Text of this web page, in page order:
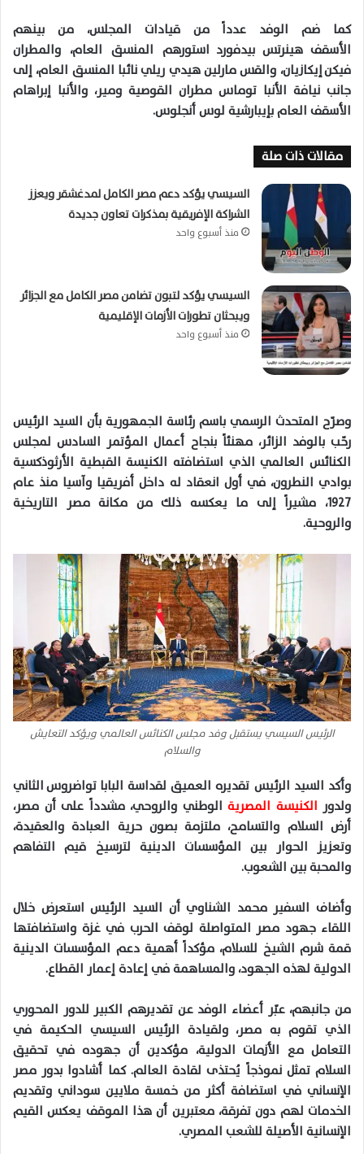
كما ضم الوفد عدداً من قيادات المجلس، من بينهم
الأسقف هينرتس بيدفورد استورهم المنسق العام، والمطران
فيكن إيكازيان، والقس مارلين هيدي ريلي نائبا المنسق العام، إلى
جانب نيافة الأنبا توماس مطران القوصية ومير، والأنبا إبراهام
الأسقف العام بإيبارشية لوس أنجلوس.
مقالات ذات صلة
السيسي يؤكد دعم مصر الكامل لمدغشقر ويعزز
الشراكة الإفريقية بمذكرات تعاون جديدة
منذ أسبوع واحد
السيسي يؤكد لتبون تضامن مصر الكامل مع الجزائر
ويبحثان تطورات الأزمات الإقليمية
منذ أسبوع واحد
وصرّح المتحدث الرسمي باسم رئاسة الجمهورية بأن السيد الرئيس
رحّب بالوفد الزائر، مهنئاً بنجاح أعمال المؤتمر السادس لمجلس
الكنائس العالمي الذي استضافته الكنيسة القبطية الأرثوذكسية
بوادي النطرون، في أول انعقاد له داخل أفريقيا وآسيا منذ عام
1927، مشيراً إلى ما يعكسه ذلك من مكانة مصر التاريخية
والروحية.
الرئيس السيسي يستقبل وفد مجلس الكنائس العالمي ويؤكد التعايش
والسلام
وأكد السيد الرئيس تقديره العميق لقداسة البابا تواضروس الثاني
ولدور الكنيسة المصرية الوطني والروحي، مشدداً على أن مصر،
أرض السلام والتسامح، ملتزمة بصون حرية العبادة والعقيدة،
وتعزيز الحوار بين المؤسسات الدينية لترسيخ قيم التفاهم
والمحبة بين الشعوب.
وأضاف السفير محمد الشناوي أن السيد الرئيس استعرض خلال
اللقاء جهود مصر المتواصلة لوقف الحرب في غزة واستضافتها
قمة شرم الشيخ للسلام، مؤكداً أهمية دعم المؤسسات الدينية
الدولية لهذه الجهود، والمساهمة في إعادة إعمار القطاع.
من جانبهم، عبّر أعضاء الوفد عن تقديرهم الكبير للدور المحوري
الذي تقوم به مصر، ولقيادة الرئيس السيسي الحكيمة في
التعامل مع الأزمات الدولية، مؤكدين أن جهوده في تحقيق
السلام تمثل نموذجاً يُحتذى لقادة العالم. كما أشادوا بدور مصر
الإنساني في استضافة أكثر من خمسة ملايين سوداني وتقديم
الخدمات لهم دون تفرقة، معتبرين أن هذا الموقف يعكس القيم
الإنسانية الأصيلة للشعب المصري.